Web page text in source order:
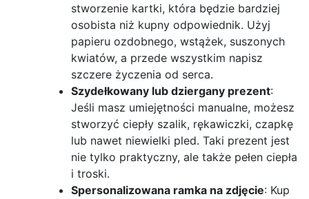
stworzenie kartki, która będzie bardziej
osobista niż kupny odpowiednik. Użyj
papieru ozdobnego, wstążek, suszonych
kwiatów, a przede wszystkim napisz
szczere życzenia od serca.
Szydełkowany lub dziergany prezent:
Jeśli masz umiejętności manualne, możesz
stworzyć ciepły szalik, rękawiczki, czapkę
lub nawet niewielki pled. Taki prezent jest
nie tylko praktyczny, ale także pełen ciepła
i troski.
Spersonalizowana ramka na zdjęcie: Kup